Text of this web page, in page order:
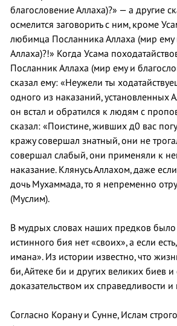
благословение Аллаха)?» — а другие
осмелится заговорить с ним, кроме
любимца Посланника Аллаха (мир ему
Аллаха)?!» Когда Усама
Посланник Аллаха (мир ему и
сказал ему: «Неужели ты
одного из наказаний, установленных
он встал и обратился к людям с
сказал: «Поистине, живших д0 вас
кражу совершал знатный, они не
совершал слабый, они применяли к
наказание. Клянусь Аллахом, даже
дочь Мухаммада, то я непременно
(Муслим).
В мудрых словах наших предков было
истинного бия нет «своих», а если
имана». Из истории известно, что
би, Айтеке би и других великих биев и
доказательством их справедливости и
Согласно Корану и Сунне, Ислам